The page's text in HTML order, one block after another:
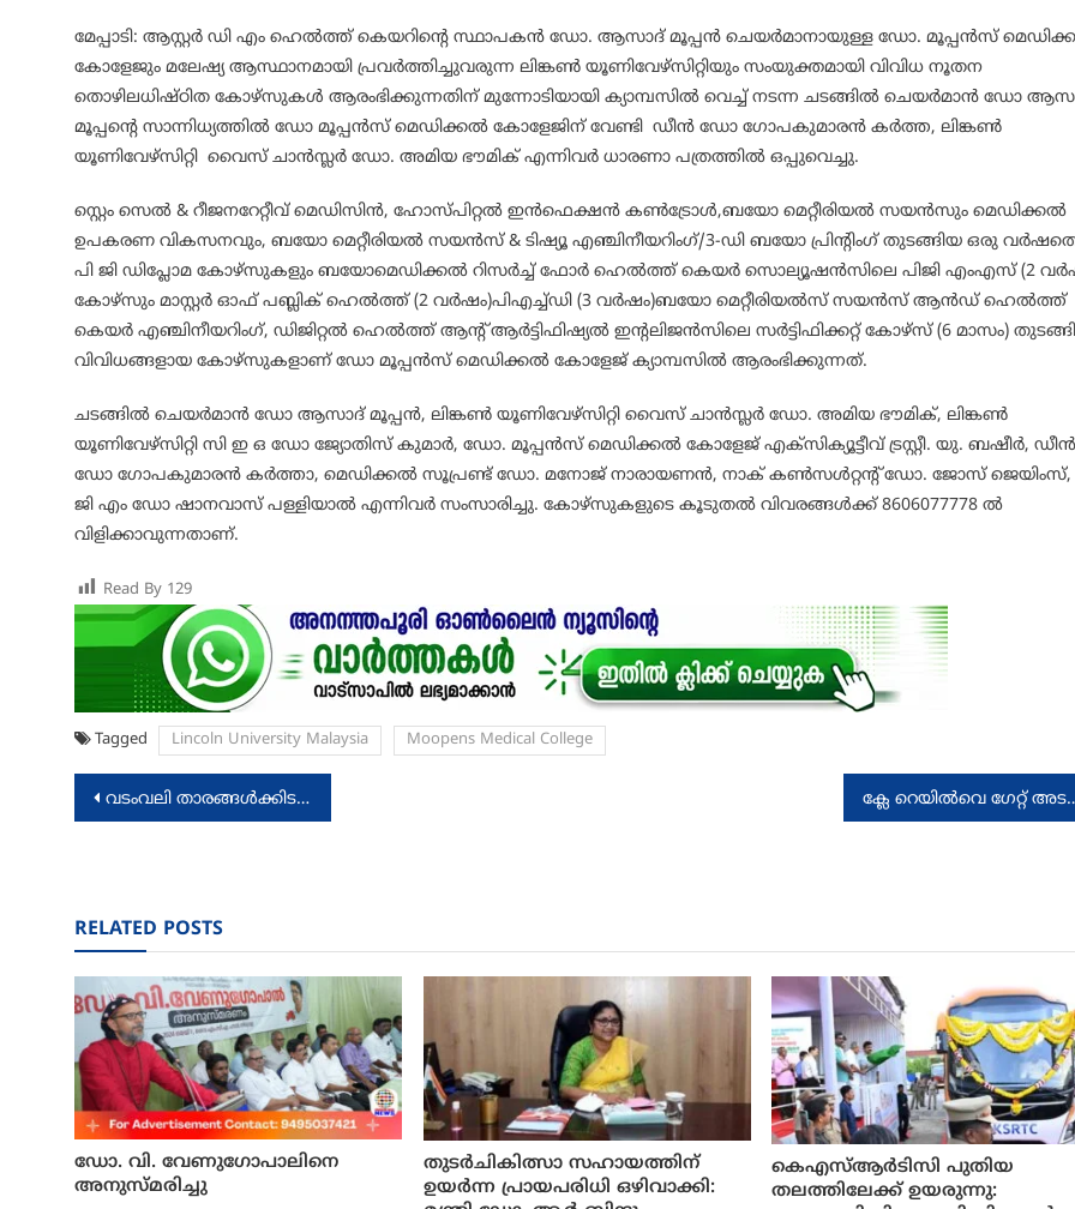
മേപ്പാടി: ആസ്റ്റർ ഡി എം ഹെൽത്ത് കെയറിന്റെ സ്ഥാപകൻ ഡോ. ആസാദ് മൂപ്പൻ ചെയർമാനായുള്ള ഡോ. മൂപ്പൻസ്
കോളേജും മലേഷ്യ ആസ്ഥാനമായി പ്രവർത്തിച്ചുവരുന്ന ലിങ്കൺ യൂണിവേഴ്സിറ്റിയും സംയുക്തമായി വിവിധ നൂതന
തൊഴിലധിഷ്ഠിത കോഴ്സുകൾ ആരംഭിക്കുന്നതിന് മുന്നോടിയായി ക്യാമ്പസിൽ വെച്ച് നടന്ന ചടങ്ങിൽ ചെയർമാൻ ഡോ
മൂപ്പന്റെ സാന്നിധ്യത്തിൽ ഡോ മൂപ്പൻസ് മെഡിക്കൽ കോളേജിന് വേണ്ടി ഡീൻ ഡോ ഗോപകുമാരൻ കർത്ത, ലിങ്കൺ
യൂണിവേഴ്സിറ്റി വൈസ് ചാൻസ്ലർ ഡോ. അമിയ ഭൗമിക് എന്നിവർ ധാരണാ പത്രത്തിൽ ഒപ്പുവെച്ചു.
സ്റ്റെം സെൽ & റീജനറേറ്റീവ് മെഡിസിൻ, ഹോസ്പിറ്റൽ ഇൻഫെക്ഷൻ കൺട്രോൾ,ബയോ മെറ്റീരിയൽ സയൻസും മെഡിക്കൽ
ഉപകരണ വികസനവും, ബയോ മെറ്റീരിയൽ സയൻസ് & ടിഷ്യൂ എഞ്ചിനീയറിംഗ്/3-ഡി ബയോ പ്രിന്റിംഗ് തുടങ്ങിയ ഒരു
പി ജി ഡിപ്ലോമ കോഴ്സുകളും ബയോമെഡിക്കൽ റിസർച്ച് ഫോർ ഹെൽത്ത് കെയർ സൊല്യൂഷൻസിലെ പിജി എംഎസ് (2
കോഴ്സും മാസ്റ്റർ ഓഫ് പബ്ലിക് ഹെൽത്ത് (2 വർഷം)പിഎച്ച്ഡി (3 വർഷം)ബയോ മെറ്റീരിയൽസ് സയൻസ് ആൻഡ് ഹെൽത്ത്
കെയർ എഞ്ചിനീയറിംഗ്, ഡിജിറ്റൽ ഹെൽത്ത് ആന്റ് ആർട്ടിഫിഷ്യൽ ഇന്റലിജൻസിലെ സർട്ടിഫിക്കറ്റ് കോഴ്സ് (6 മാസം)
വിവിധങ്ങളായ കോഴ്സുകളാണ് ഡോ മൂപ്പൻസ് മെഡിക്കൽ കോളേജ് ക്യാമ്പസിൽ ആരംഭിക്കുന്നത്.
ചടങ്ങിൽ ചെയർമാൻ ഡോ ആസാദ് മൂപ്പൻ, ലിങ്കൺ യൂണിവേഴ്സിറ്റി വൈസ് ചാൻസ്ലർ ഡോ. അമിയ ഭൗമിക്, ലിങ്കൺ
യൂണിവേഴ്സിറ്റി സി ഇ ഒ ഡോ ജ്യോതിസ് കുമാർ, ഡോ. മൂപ്പൻസ് മെഡിക്കൽ കോളേജ് എക്സിക്യൂട്ടീവ് ട്രസ്റ്റീ. യു. ബഷീർ, ഡീൻ
ഡോ ഗോപകുമാരൻ കർത്താ, മെഡിക്കൽ സൂപ്രണ്ട് ഡോ. മനോജ് നാരായണൻ, നാക് കൺസൾറ്റന്റ് ഡോ. ജോസ്
ജി എം ഡോ ഷാനവാസ് പള്ളിയാൽ എന്നിവർ സംസാരിച്ചു. കോഴ്സുകളുടെ കൂടുതൽ വിവരങ്ങൾക്ക് 8606077778 ൽ
വിളിക്കാവുന്നതാണ്.
Read By 129
Tagged Lincoln University Malaysia Moopens Medical College
Post
വടംവലി താരങ്ങൾക്കിടയിൽ ഉത്തേജക മരുന്നുപയോഗം കൂടുന്നു; വിൽപന ഏജന്റുമാർ മുഖേന ക്ലേ റെയിൽവെ
RELATED POSTS
ഡോ. വി. വേണുഗോപാലിനെ
അനുസ്മരിച്ചു
തുടർചികിത്സാ സഹായത്തിന്
ഉയർന്ന പ്രായപരിധി ഒഴിവാക്കി:
കെഎസ്ആർടിസി പുതിയ
തലത്തിലേക്ക് ഉയരുന്നു: